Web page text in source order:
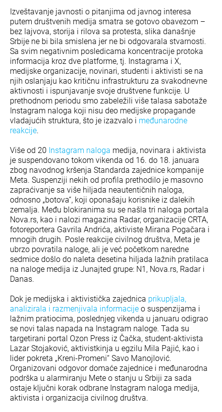
Izveštavanje javnosti o pitanjima od javnog interesa
putem društvenih medija smatra se gotovo obavezom –
bez lajvova, storija i rilova sa protesta, slika današnje
Srbije ne bi bila smislena jer ne bi odgovarala stvarnosti.
Sa svim negativnim posledicama koncentracije protoka
informacija kroz dve platforme, tj. Instagrama i X,
medijske organizacije, novinari, studenti i aktivisti se na
njih oslanjaju kao kritičnu infrastrukturu za svakodnevne
aktivnosti i ispunjavanje svoje društvene funkcije. U
prethodnom periodu smo zabeležili više talasa sabotaže
Instagram naloga koji nisu deo medijske propagande
vladajućih struktura, što je izazvalo i međunarodne
reakcije.
Više od 20 Instagram naloga medija, novinara i aktivista
je suspendovano tokom vikenda od 16. do 18. januara
zbog navodnog kršenja Standarda zajednice kompanije
Meta. Suspenziji nekih od profila prethodilo je masovno
zapraćivanje sa više hiljada neautentičnih naloga,
odnosno „botova“, koji oponašaju korisnike iz dalekih
zemalja. Među blokiranima su se našla tri naloga portala
Nova.rs, kao i nalozi magazina Radar, organizacije CRTA,
fotoreportera Gavrila Andrića, aktiviste Mirana Pogačara i
mnogih drugih. Posle reakcije civilnog društva, Meta je
ubrzo povratila naloge, ali je već početkom naredne
sedmice došlo do naleta desetina hiljada lažnih pratilaca
na naloge medija iz Junajted grupe: N1, Nova.rs, Radar i
Danas.
Dok je medijska i aktivistička zajednica prikupljala,
analizirala i razmenjivala informacije o suspenzijama i
lažnim pratiocima, poslednjeg vikenda u januaru odigrao
se novi talas napada na Instagram naloge. Tada su
targetirani portal Ozon Press iz Čačka, student-aktivista
Lazar Stojaković, aktivistkinja u egzilu Mila Pajić, kao i
lider pokreta „Kreni-Promeni“ Savo Manojlović.
Organizovani odgovor domaće zajednice i međunarodna
podrška u alarmiranju Mete o stanju u Srbiji za sada
ostaje ključni korak odbrane Instagram naloga medija,
aktivista i organizacija civilnog društva.